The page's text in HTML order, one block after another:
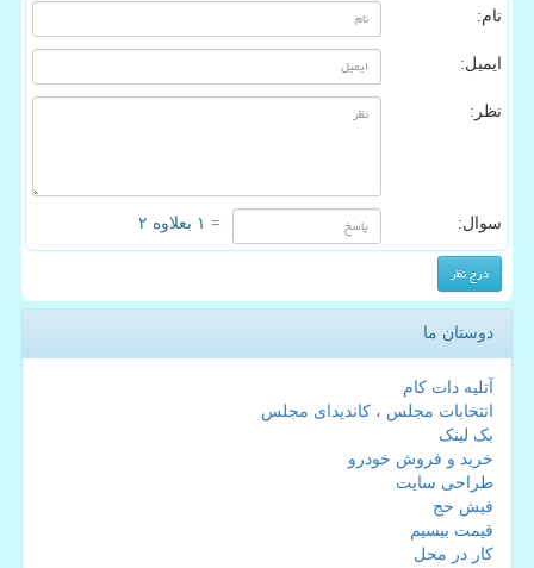
نام:
ایمیل:
نظر:
سوال: = ۱ بعلاوه ۲
دوستان ما
آتلیه دات کام
انتخابات مجلس ، کاندیدای مجلس
بک لینک
خرید و فروش خودرو
طراحی سایت
فیش حج
قیمت بیسیم
کار در محل